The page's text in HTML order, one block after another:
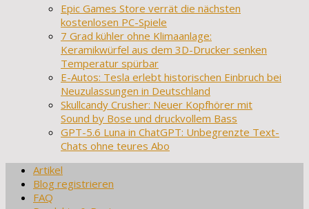
Epic Games Store verrät die nächsten
kostenlosen PC-Spiele
7 Grad kühler ohne Klimaanlage:
Keramikwürfel aus dem 3D-Drucker senken
Temperatur spürbar
E-Autos: Tesla erlebt historischen Einbruch bei
Neuzulassungen in Deutschland
Skullcandy Crusher: Neuer Kopfhörer mit
Sound by Bose und druckvollem Bass
GPT-5.6 Luna in ChatGPT: Unbegrenzte Text-
Chats ohne teures Abo
Artikel
Blog registrieren
FAQ